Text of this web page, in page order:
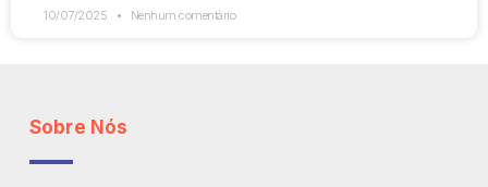
10/07/2025 Nenhum comentário
Sobre Nós